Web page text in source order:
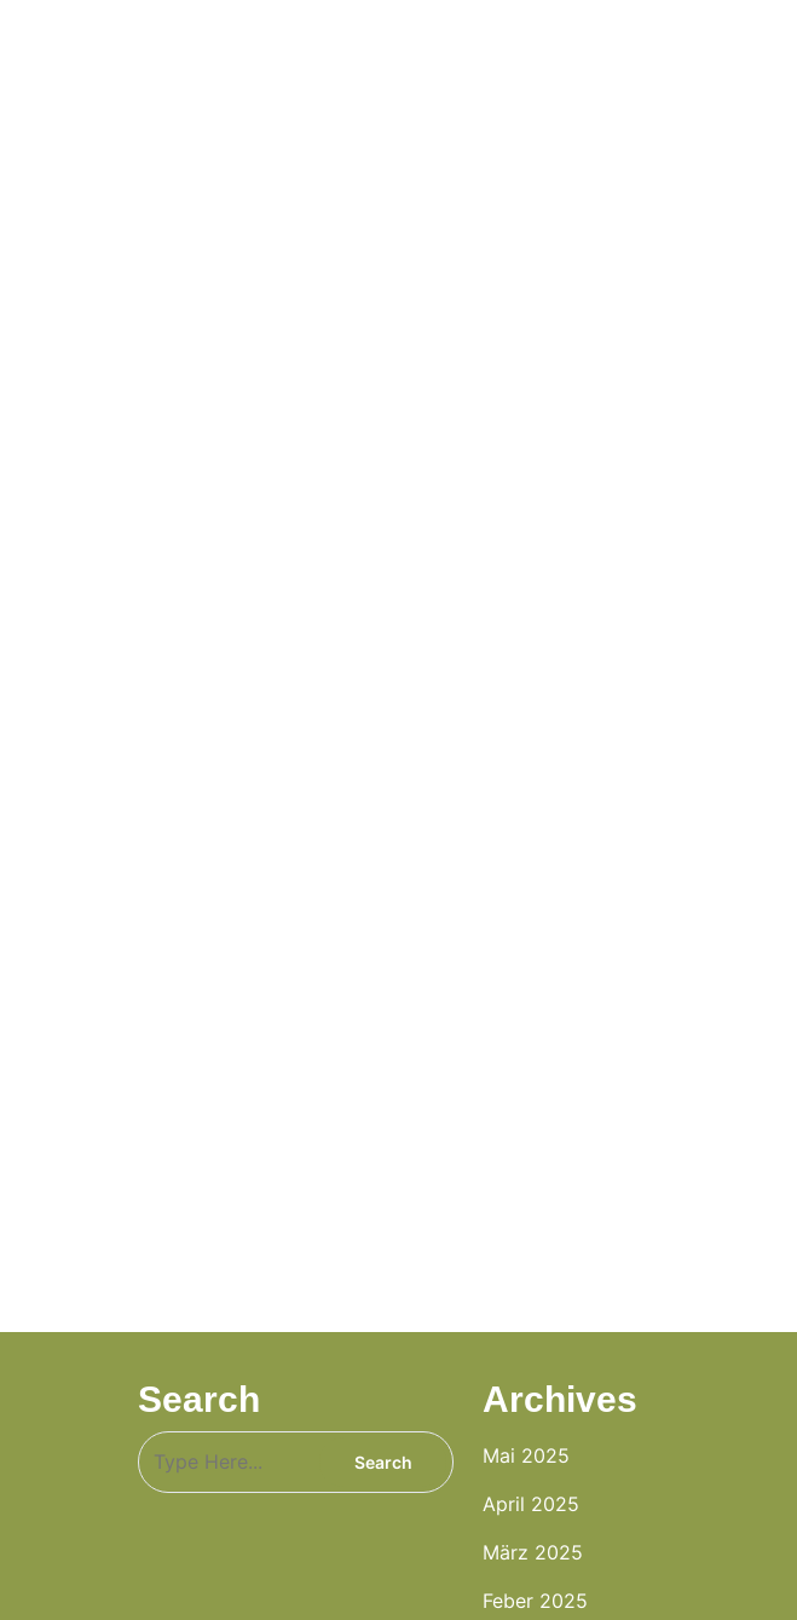
Search Archives
Mai 2025
April 2025
März 2025
Feber 2025